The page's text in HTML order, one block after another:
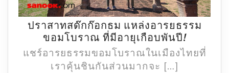
ปราสาทสด๊กก๊อกธม แหล่งอารยธรรม
ขอมโบราณ ที่มีอายุเกือบพันปี!ปราสาท
สด๊
แชร์อารยธรรมขอมโบราณในเมืองไทยที่
เราคุ้นชินกันส่วนมากจะ […]